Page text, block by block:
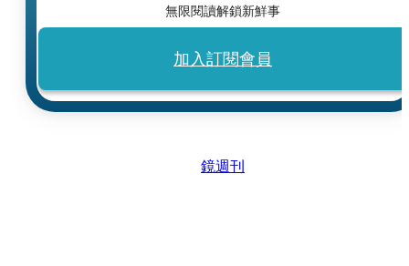
無限閱讀解鎖新鮮事
加入訂閱會員
鏡週刊